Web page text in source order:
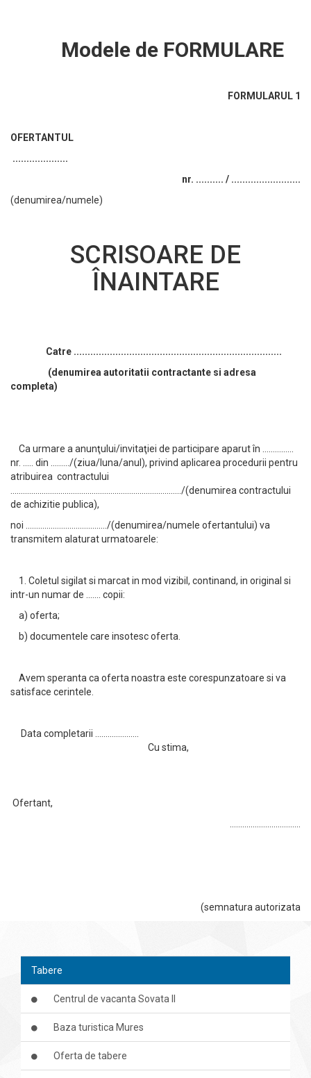
Modele deFORMULARE
FORMULARUL 1
OFERTANTUL
....................
nr. .......... / .........................
(denumirea/numele)
SCRISOARE DE
ÎNAINTARE
Catre ...........................................................................
(denumirea autoritatii contractante si adresa
completa)
Ca urmare a anunţului/invitaţiei de participare aparut în ……………
nr. ..... din ........./(ziua/luna/anul), privind aplicarea procedurii pentru
atribuirea contractului
................................................................................../(denumirea contractului
de achizitie publica),
noi ......................................./(denumirea/numele ofertantului) va
transmitem alaturat urmatoarele:
1. Coletul sigilat si marcat in mod vizibil, continand, in original si
intr-un numar de ....... copii:
a) oferta;
b) documentele care insotesc oferta.
Avem speranta ca oferta noastra este corespunzatoare si va
satisface cerintele.
Data completarii .....................
Cu stima,
Ofertant,
(semnatura autorizata
Tabere
Centrul de vacanta Sovata II
Baza turistica Mures
Oferta de tabere